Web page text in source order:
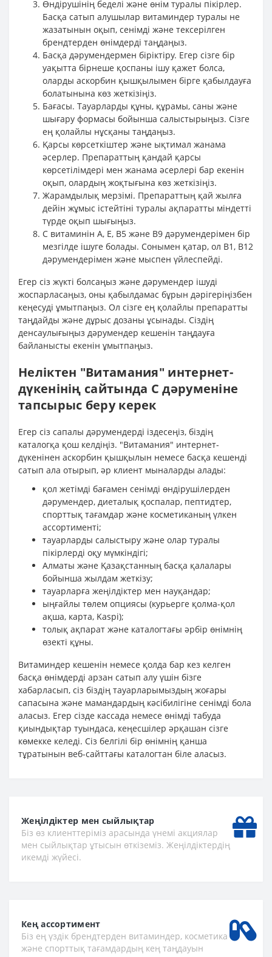
Өндірушінің беделі және өнім туралы пікірлер.
Басқа сатып алушылар витаминдер туралы не
жазатынын оқып, сенімді және тексерілген
брендтерден өнімдерді таңдаңыз.
Басқа дәрумендермен біріктіру. Егер сізге бір
уақытта бірнеше қоспаны ішу қажет болса,
оларды аскорбин қышқылымен бірге қабылдауға
болатынына көз жеткізіңіз.
Бағасы. Тауарларды құны, құрамы, саны және
шығару формасы бойынша салыстырыңыз. Сізге
ең қолайлы нұсқаны таңдаңыз.
Қарсы көрсеткіштер және ықтимал жанама
әсерлер. Препараттың қандай қарсы
көрсетілімдері мен жанама әсерлері бар екенін
оқып, олардың жоқтығына көз жеткізіңіз.
Жарамдылық мерзімі. Препараттың қай жылға
дейін жұмыс істейтіні туралы ақпаратты міндетті
түрде оқып шығыңыз.
С витаминін А, Е, В5 және В9 дәрумендерімен бір
мезгілде ішуге болады. Сонымен қатар, ол В1, В12
дәрумендерімен және мыспен үйлеспейді.
Егер сіз жүкті болсаңыз және дәрумендер ішуді
жоспарласаңыз, оны қабылдамас бұрын дәрігеріңізбен
кеңесуді ұмытпаңыз. Ол сізге ең қолайлы препаратты
таңдайды және дұрыс дозаны ұсынады. Сіздің
денсаулығыңыз дәрумендер кешенін таңдауға
байланысты екенін ұмытпаңыз.
Неліктен "Витамания" интернет-
дүкенінің сайтында С дәруменіне
тапсырыс беру керек
Егер сіз сапалы дәрумендерді іздесеңіз, біздің
каталогқа қош келдіңіз. "Витамания" интернет-
дүкенінен аскорбин қышқылын немесе басқа кешенді
сатып ала отырып, әр клиент мыналарды алады:
қол жетімді бағамен сенімді өндірушілерден
дәрумендер, диеталық қоспалар, пептидтер,
спорттық тағамдар және косметиканың үлкен
ассортименті;
тауарларды салыстыру және олар туралы
пікірлерді оқу мүмкіндігі;
Алматы және Қазақстанның басқа қалалары
бойынша жылдам жеткізу;
тауарларға жеңілдіктер мен науқандар;
ыңғайлы төлем опциясы (курьерге қолма-қол
ақша, карта, Kaspi);
толық ақпарат және каталогтағы әрбір өнімнің
өзекті құны.
Витаминдер кешенін немесе қолда бар кез келген
басқа өнімдерді арзан сатып алу үшін бізге
хабарласып, сіз біздің тауарларымыздың жоғары
сапасына және мамандардың кәсібилігіне сенімді бола
аласыз. Егер сізде кассада немесе өнімді табуда
қиындықтар туындаса, кеңесшілер әрқашан сізге
көмекке келеді. Сіз белгілі бір өнімнің қанша
тұратынын веб-сайттағы каталогтан біле аласыз.
Жеңілдіктер мен сыйлықтар
Біз өз клиенттеріміз арасында үнемі акциялар
мен сыйлықтар ұтысын өткіземіз. Жеңілдіктердің
икемді жүйесі.
Кең ассортимент
Біз ең үздік брендтерден витаминдер, косметика
және спорттық тағамдардың кең таңдауын